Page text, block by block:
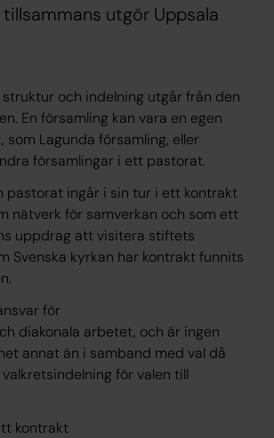
utgör Uppsala
struktur och indelning utgår från den
En församling kan vara en egen
som Lagunda församling, eller
församlingar i ett pastorat.
pastorat ingår i sin tur i ett kontrakt
nätverk för samverkan och som ett
uppdrag att visitera stiftets
Svenska kyrkan har kontrakt funnits
för
diakonala arbetet, och är ingen
annat än i samband med val då
för valen till
kontrakt